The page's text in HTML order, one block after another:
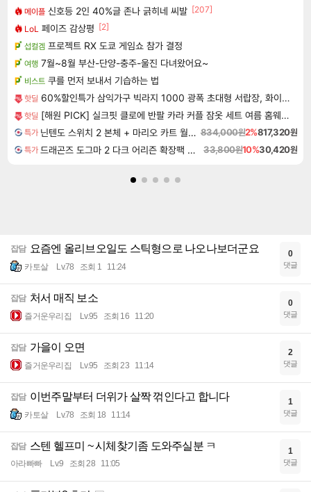
메이플 신호등 2인 40%글 존나 긁히네 씨발 [207]
LoL 페이즈 감상평 [2]
섭컬겜 프로젝트 RX 도쿄 게임쇼 참가 결정
여행 7월~8월 부산-단양-충주-울진 다녀왔어요~
비스트 쿠를 먼저 보내서 기습하는 법
핫딜 60%할인특가 삼익가구 빅라지 1000 광폭 초대형 서랍장, 화이트+오크, 1000mm, 5단
핫딜 [해원 PICK] 실크핏 클로에 반팔 카라 커플 잠옷 세트 여름 홈웨어 남녀공용
특가 닌텐도 스위치 2 본체 + 마리오 카트 월드 + 포켓몬 포코피아 번들 834,000원2%817,320원
특가 드래곤즈 도그마 2 다크 어리즌 확장팩 예약구매 Dragon's Dogma 2 Dark Arisen Expansion DLC 33,800원10%30,420원
잡담 요즘엔 올리브오일도 스틱형으로 나오나보더군요
카토살 Lv.78 조회 1 11:24
0
댓글
잡담 처서 매직 보소
즐거운우리집 Lv.95 조회 16 11:20
0
댓글
잡담 가을이 오면
즐거운우리집 Lv.95 조회 23 11:14
2
댓글
잡담 이번주말부터 더위가 살짝 꺾인다고 합니다
카토살 Lv.78 조회 18 11:14
1
댓글
잡담 스텐 헬프미 ~ 시체찾기좀 도와주실분 ㅋ
아라빠빠 Lv.9 조회 28 11:05
1
댓글